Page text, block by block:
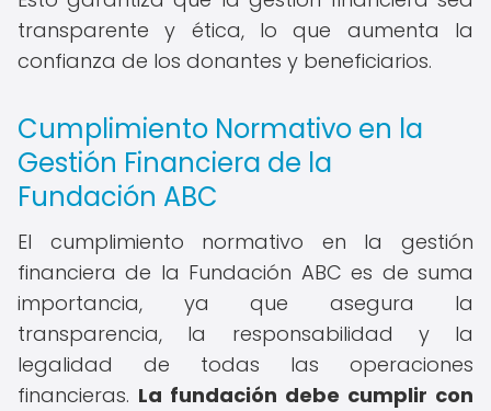
transparente y ética, lo que aumenta la
confianza de los donantes y beneficiarios.
Cumplimiento Normativo en la
Gestión Financiera de la
Fundación ABC
El cumplimiento normativo en la gestión
financiera de la Fundación ABC es de suma
importancia, ya que asegura la
transparencia, la responsabilidad y la
legalidad de todas las operaciones
financieras. La fundación debe cumplir con